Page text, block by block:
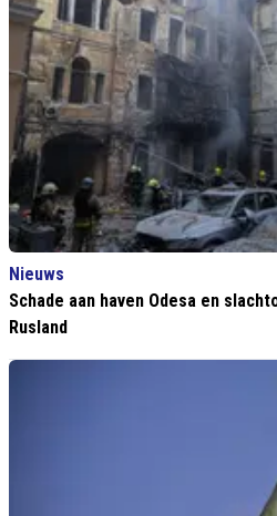
Nieuws
Schade aan haven Odesa en
Rusland